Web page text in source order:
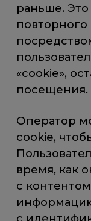
раньше.
«cookie»,
посещения.
Оператор
cookie,
время, как
с